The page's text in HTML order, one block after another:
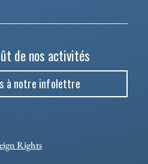
de nos activités
à notre infolettre
Rights